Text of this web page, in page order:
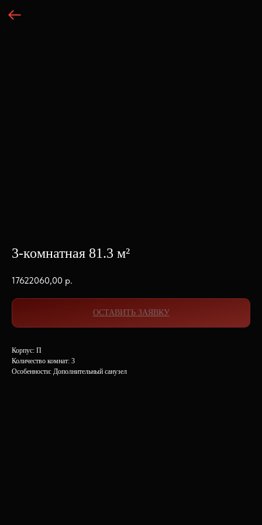
3-комнатная 81.3 м²
17622060,00 р.
ОСТАВИТЬ ЗАЯВКУ
Корпус: П
Количество комнат: 3
Особенности: Дополнительный санузел